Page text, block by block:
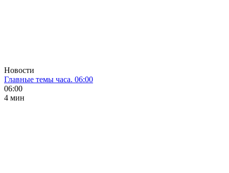
Новости
Главные темы часа. 06:00
06:00
4 мин